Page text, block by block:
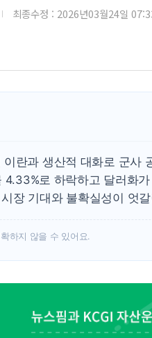
[
최종수정 : 2026년03월24일
란과 생산적 대화로 군사
4.33%로 하락하고 달러화
장 기대와 불확실성이 엇
하지 않을 수 있어요.